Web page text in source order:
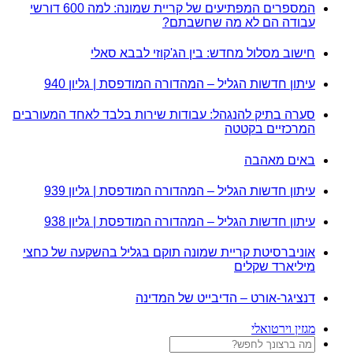
המספרים המפתיעים של קריית שמונה: למה 600 דורשי
עבודה הם לא מה שחשבתם?
חישוב מסלול מחדש: בין הג'קוזי לבבא סאלי
עיתון חדשות הגליל – המהדורה המודפסת | גליון 940
סערה בתיק להנגהל: עבודות שירות בלבד לאחד המעורבים
המרכזיים בקטטה
באים מאהבה
עיתון חדשות הגליל – המהדורה המודפסת | גליון 939
עיתון חדשות הגליל – המהדורה המודפסת | גליון 938
אוניברסיטת קריית שמונה תוקם בגליל בהשקעה של כחצי
מיליארד שקלים
דנציגר-אורט – הדיבייט של המדינה
מגזין וירטואלי